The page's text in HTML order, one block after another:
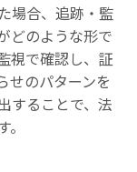
場合、追跡・監
どのような形で
視で確認し、証
せのパターンを
することで、法